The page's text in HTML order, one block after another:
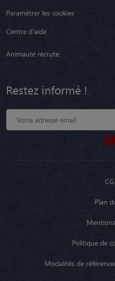
Paramétrer les cookies
Centre d'aide
Animaute recrute
Restez informé !
Plan
Politique de
Modalités de